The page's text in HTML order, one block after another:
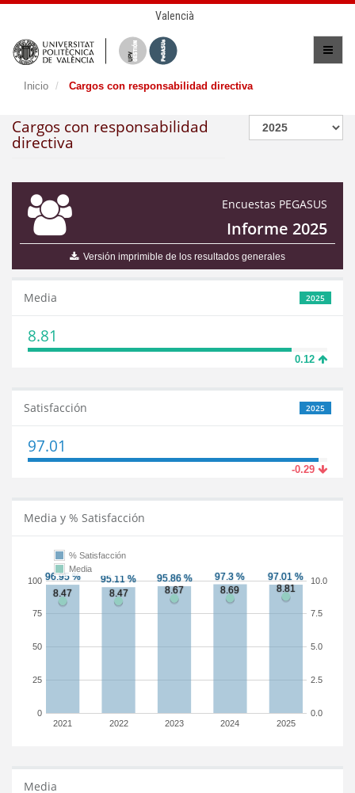
Valencià
Inicio Cargos con responsabilidad directiva
Cargos con responsabilidad
directiva
Encuestas PEGASUS
Informe 2025
Versión imprimible de los resultados generales
2025
Media
8.81
0.12
2025
Satisfacción
97.01
-0.29
Media y % Satisfacción
2021 2022 2023 2024 2025
0
25
50
75
100
0.0
2.5
5.0
7.5
10.0
% Satisfacción
Media
Media